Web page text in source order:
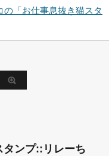
「お仕事息抜き猫スタ
タンプ::リレーち